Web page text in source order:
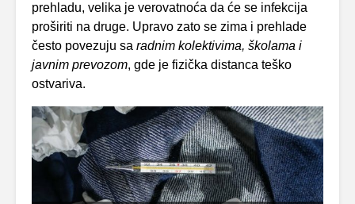
prehladu, velika je verovatnoća da će se infekcija
proširiti na druge. Upravo zato se zima i prehlade
često povezuju sa radnim kolektivima, školama i
javnim prevozom, gde je fizička distanca teško
ostvariva.